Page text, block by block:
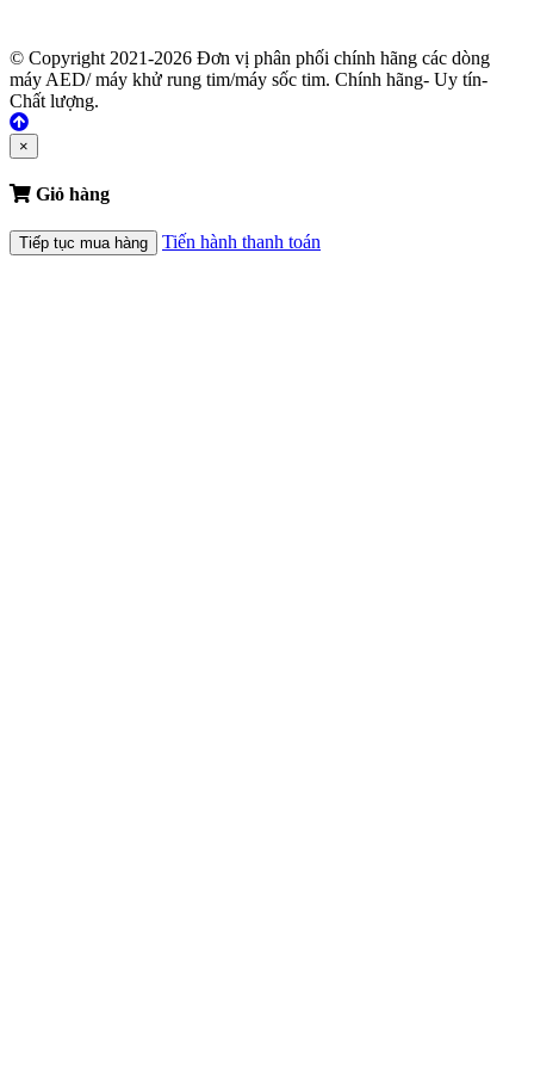
© Copyright 2021-2026 Đơn vị phân phối chính hãng các dòng
máy AED/ máy khử rung tim/máy sốc tim. Chính hãng- Uy tín-
Chất lượng.
×
Giỏ hàng
Tiếp tục mua hàng Tiến hành thanh toán